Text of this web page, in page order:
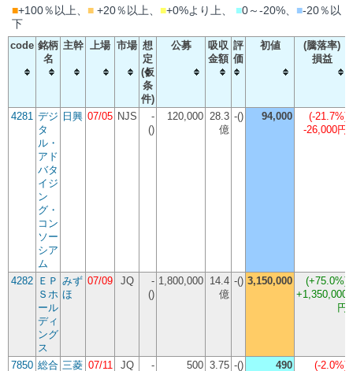
■+100％以上、 ■ +20％以上、 ■+0%より上、 ■0～-20%、 ■-20％以
下
code 銘柄
名
主幹 上場 市場 想
定
(仮
条
件)
公募
吸収
金額
評
価
初値
(騰落率)
損益
4281 デジ
タ
ル・
アド
バタ
イジ
ン
グ・
コン
ソー
シア
ム
日興 07/05 NJS
-
()
120,000 28.3
億
-() 94,000 (-21.7%)
-26,000円
4282 ＥＰ
Ｓホ
ール
ディ
ング
ス
みず
ほ
07/09 JQ
-
()
1,800,000 14.4
億
-() 3,150,000 (+75.0%)
+1,350,000
円
7850 総合 三菱 07/11 JQ - 500 3.75 -() 490 (-2.0%)